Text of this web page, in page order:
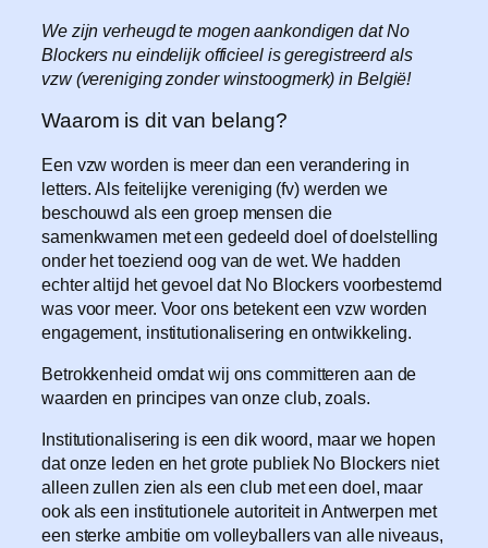
We zijn verheugd te mogen aankondigen dat No
Blockers nu eindelijk officieel is geregistreerd als
vzw (vereniging zonder winstoogmerk) in België!
Waarom is dit van belang?
Een vzw worden is meer dan een verandering in
letters. Als feitelijke vereniging (fv) werden we
beschouwd als een groep mensen die
samenkwamen met een gedeeld doel of doelstelling
onder het toeziend oog van de wet. We hadden
echter altijd het gevoel dat No Blockers voorbestemd
was voor meer. Voor ons betekent een vzw worden
engagement, institutionalisering en ontwikkeling.
Betrokkenheid omdat wij ons committeren aan de
waarden en principes van onze club, zoals.
Institutionalisering is een dik woord, maar we hopen
dat onze leden en het grote publiek No Blockers niet
alleen zullen zien als een club met een doel, maar
ook als een institutionele autoriteit in Antwerpen met
een sterke ambitie om volleyballers van alle niveaus,